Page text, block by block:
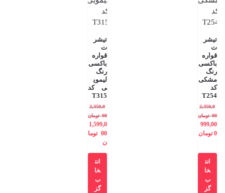
تیشر
ت
قواره
باکسی
رنگ
مشکی
کد
T254
2,350,0
00 تومان
999,00
0 تومان
انت
خا
ب
گز
تیشر
ت
قواره
باکسی
رنگ
لیموی
ی کد
T315
2,350,0
00 تومان
1,599,0
00 توما
ن
انت
خا
ب
گز